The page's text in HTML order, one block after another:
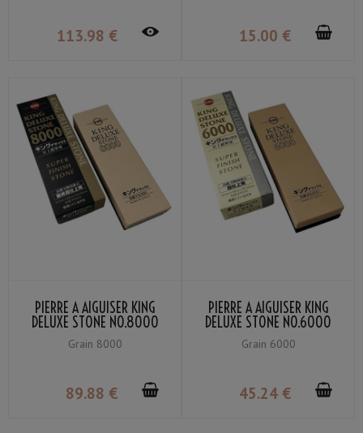
113.98 € 15.00 €
PIERRE À AIGUISER KING
DELUXE STONE NO.8000
GRAIN #8000 AVEC
SUPPORT
Grain 8000
89.88 €
PIERRE À AIGUISER KING
DELUXE STONE NO.6000
GRAIN #6000 AVEC
SUPPORT
Grain 6000
45.24 €